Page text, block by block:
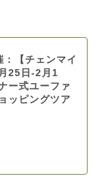
【チェンマイ
25日-2月1
ー式ユーファ
ッピングツア